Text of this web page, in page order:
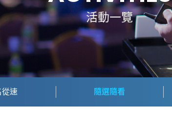
活動一覽
速 隨選隨看